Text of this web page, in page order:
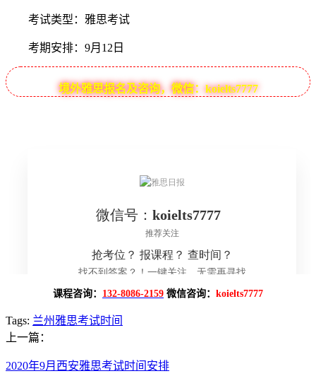
考试类型：雅思考试
考期安排：9月12日
境外雅思报名及咨询，微信：koielts7777
课程咨询： 132-8086-2159 微信咨询： koielts7777
Tags: 兰州雅思考试时间
上一篇：
2020年9月西安雅思考试时间安排